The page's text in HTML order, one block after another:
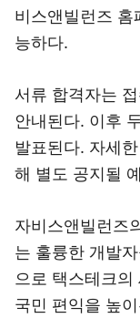
비스앤빌런즈
능하다.
서류 합격자는
안내된다. 이후
발표된다. 자세
해 별도 공지될
자비스앤빌런즈
는 훌륭한 개발
으로 택스테크의
국민 편익을 높